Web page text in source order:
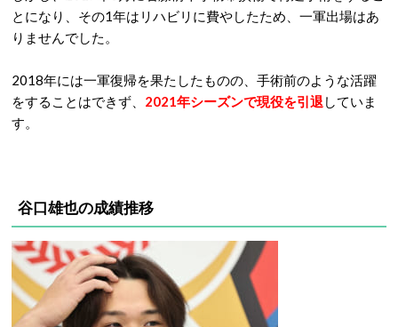
とになり、その1年はリハビリに費やしたため、一軍出場はあ
りませんでした。
2018年には一軍復帰を果たしたものの、手術前のような活躍
をすることはできず、 2021年シーズンで現役を引退 していま
す。
谷口雄也の成績推移